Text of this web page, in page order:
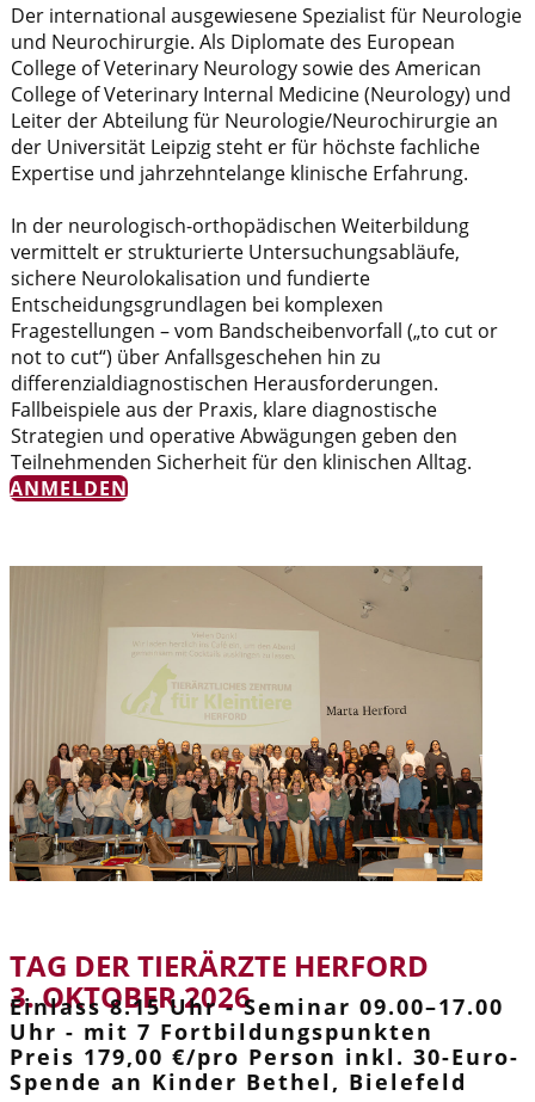
Der international ausgewiesene Spezialist für Neurologie
und Neurochirurgie. Als Diplomate des European
College of Veterinary Neurology sowie des American
College of Veterinary Internal Medicine (Neurology) und
Leiter der Abteilung für Neurologie/Neurochirurgie an
der Universität Leipzig steht er für höchste fachliche
Expertise und jahrzehntelange klinische Erfahrung.
In der neurologisch-orthopädischen Weiterbildung
vermittelt er strukturierte Untersuchungsabläufe,
sichere Neurolokalisation und fundierte
Entscheidungsgrundlagen bei komplexen
Fragestellungen – vom Bandscheibenvorfall („to cut or
not to cut“) über Anfallsgeschehen hin zu
differenzialdiagnostischen Herausforderungen.
Fallbeispiele aus der Praxis, klare diagnostische
Strategien und operative Abwägungen geben den
Teilnehmenden Sicherheit für den klinischen Alltag.
ANMELDEN
TAG DER TIERÄRZTE HERFORD
3. OKTOBER 2026
Einlass 8.15 Uhr - Seminar 09.00–17.00
Uhr - mit 7 Fortbildungspunkten
Preis 179,00 €/pro Person inkl. 30-Euro-
Spende an Kinder Bethel, Bielefeld